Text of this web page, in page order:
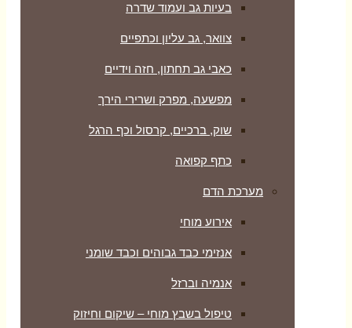
בעיות גב ועמוד שדרה
צוואר, גב עליון וכתפיים
כאבי גב תחתון, חזה וידיים
מפשעה, מפרק ושרירי הירך
שוק, ברכיים, קרסול וכף הרגל
כתף קפואה
מערכת הדם
אירוע מוחי
אנזימי כבד גבוהים וכבד שומני
אנמיה וברזל
טיפול בשבץ מוחי – שיקום וחיזוק